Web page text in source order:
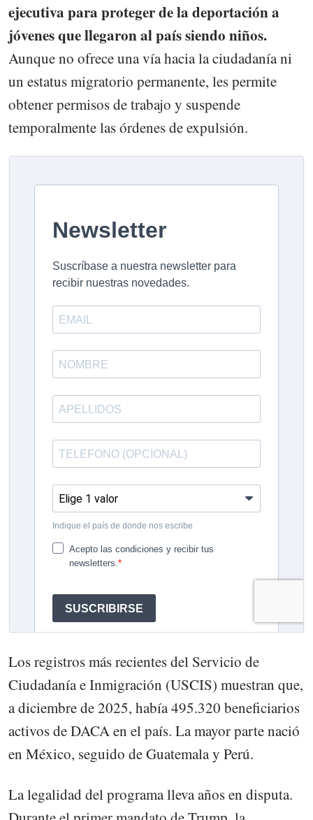
ejecutiva para proteger de la deportación a
jóvenes que llegaron al país siendo niños.
Aunque no ofrece una vía hacia la ciudadanía ni
un estatus migratorio permanente, les permite
obtener permisos de trabajo y suspende
temporalmente las órdenes de expulsión.
Los registros más recientes del Servicio de
Ciudadanía e Inmigración (USCIS) muestran que,
a diciembre de 2025, había 495.320 beneficiarios
activos de DACA en el país. La mayor parte nació
en México, seguido de Guatemala y Perú.
La legalidad del programa lleva años en disputa.